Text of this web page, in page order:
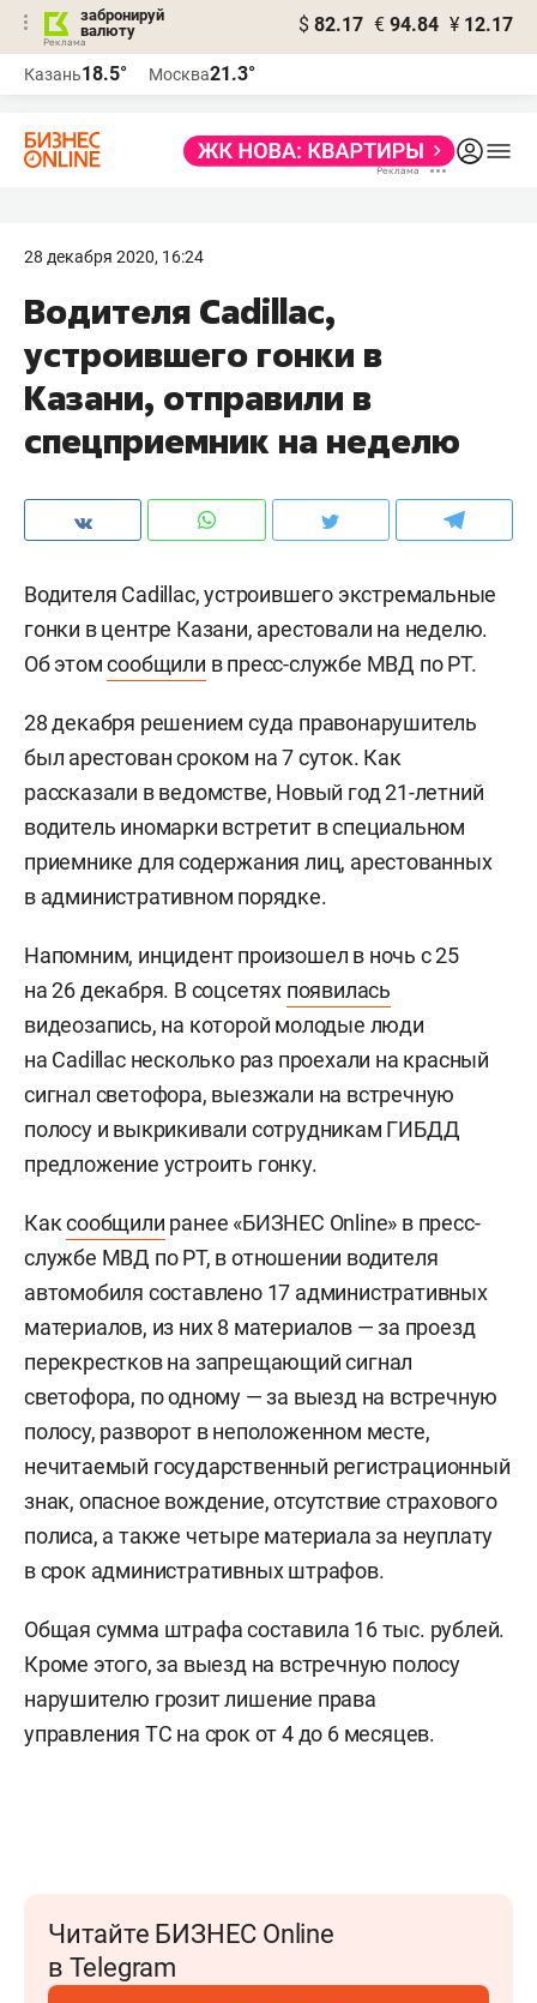
забронируй
валюту
$ 82.17 € 94.84 ¥ 12.17
Казань18.5° Москва21.3°
28 декабря 2020, 16:24
Водителя Cadillac,
устроившего гонки в
Казани, отправили в
спецприемник на неделю
Водителя Cadillac, устроившего экстремальные
гонки в центре Казани, арестовали на неделю.
Об этомсообщили в пресс-службе МВД по РТ.
28 декабря решением суда правонарушитель
был арестован сроком на 7 суток. Как
рассказали в ведомстве, Новый год 21-летний
водитель иномарки встретит в специальном
приемнике для содержания лиц, арестованных
в административном порядке.
Напомним, инцидент произошел в ночь с 25
на 26 декабря. В соцсетях появилась
видеозапись, на которой молодые люди
на Cadillac несколько раз проехали на красный
сигнал светофора, выезжали на встречную
полосу и выкрикивали сотрудникам ГИБДД
предложение устроить гонку.
Каксообщили ранее «БИЗНЕС Online» в пресс-
службе МВД по РТ, в отношении водителя
автомобиля составлено 17 административных
материалов, из них 8 материалов — за проезд
перекрестков на запрещающий сигнал
светофора, по одному — за выезд на встречную
полосу, разворот в неположенном месте,
нечитаемый государственный регистрационный
знак, опасное вождение, отсутствие страхового
полиса, а также четыре материала за неуплату
в срок административных штрафов.
Общая сумма штрафа составила 16 тыс. рублей.
Кроме этого, за выезд на встречную полосу
нарушителю грозит лишение права
управления ТС на срок от 4 до 6 месяцев.
Читайте БИЗНЕС Online
в Telegram